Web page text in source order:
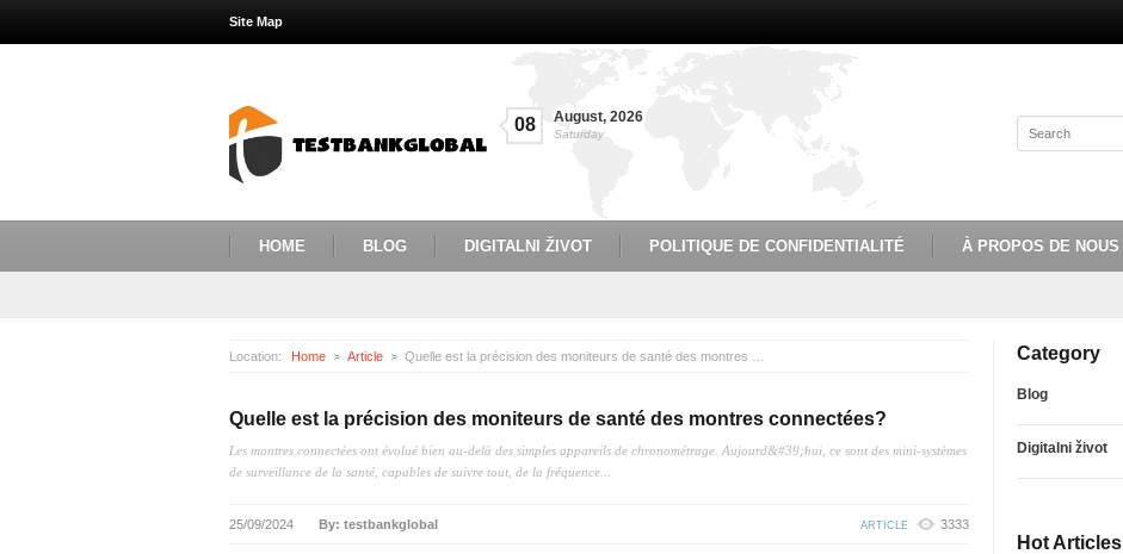
Site Map
08 August, 2026
Saturday
HOME BLOG DIGITALNI ŽIVOT POLITIQUE DE CONFIDENTIALITÉ À PROPOS DE NOUS
Location: Home Article
Quelle est la précision des moniteurs de santé des montres connectées?
Les montres connectées ont évolué bien au-delà des simples appareils de chronométrage. Aujourd&#39;hui, ce sont des mini-systèmes
de surveillance de la santé, capables de suivre tout, de la fréquence...
25/09/2024 By: testbankglobal ARTICLE 3333
Category
Blog
Digitalni život
Hot Articles